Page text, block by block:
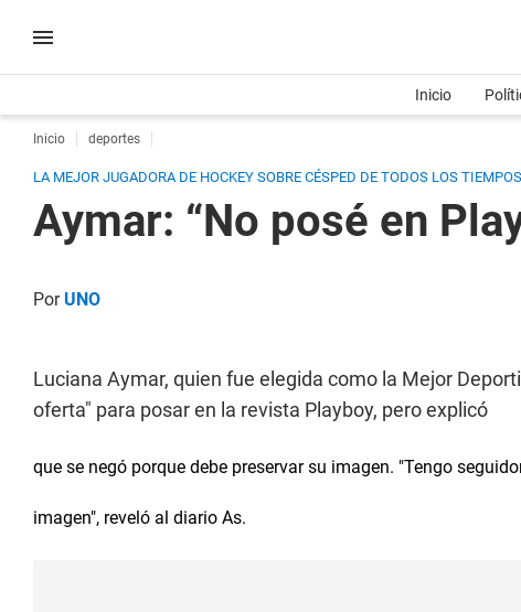
Inicio
Inicio deportes
LA MEJOR JUGADORA DE HOCKEY SOBRE CÉSPED DE TODOS LOS
Aymar: “No posé en
PorUNO
Luciana Aymar, quien fue elegida como la Mejor
oferta" para posar en la revista Playboy, pero explicó
que se negó porque debe preservar su imagen. "Tengo
imagen", reveló al diario As.